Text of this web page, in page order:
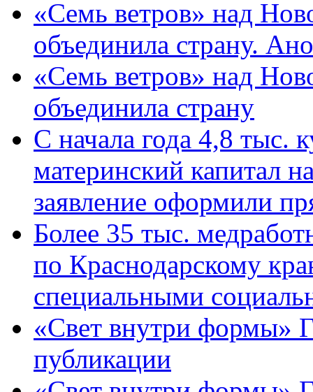
«Семь ветров» над
объединила страну.
«Семь ветров» над
объединила страну
С начала года 4,8 тыс.
материнский капитал
заявление оформили
Более 35 тыс.
по Краснодарскому
специальными
«Свет внутри формы»
публикации